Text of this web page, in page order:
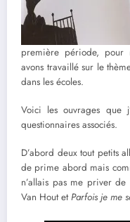
première période, pour
avons travaillé sur le
dans les écoles.
Voici les ouvrages que
questionnaires associés.
D’abord deux tout petits
de prime abord mais
n’allais pas me priver
Van Hout etParfois je me